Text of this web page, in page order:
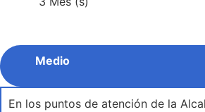
Medio
En los puntos de atención de la